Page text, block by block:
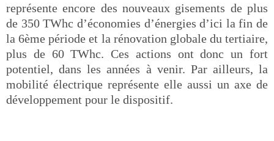
représente encore des nouveaux gisements de plus
de 350 TWhc d’économies d’énergies d’ici la fin de
la 6ème période et la rénovation globale du tertiaire,
plus de 60 TWhc. Ces actions ont donc un fort
potentiel, dans les années à venir. Par ailleurs, la
mobilité électrique représente elle aussi un axe de
développement pour le dispositif.